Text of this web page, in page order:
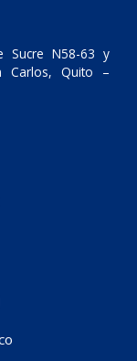
Sucre N58-63 y
Carlos, Quito –